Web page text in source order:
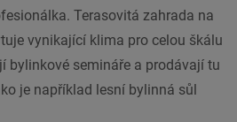
Terasovitá zahrada na
vynikající klima pro celou škálu
bylinkové semináře a prodávají tu
je například lesní bylinná sůl